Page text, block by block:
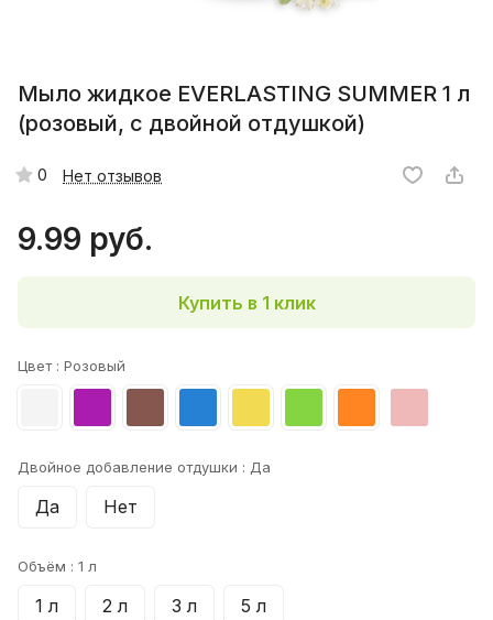
Мыло жидкое EVERLASTING SUMMER 1 л
(розовый, с двойной отдушкой)
0 Нет отзывов
9.99 руб.
Купить в 1 клик
Цвет : Розовый
Двойное добавление отдушки : Да
Да Нет
Объём : 1 л
1 л 2 л 3 л 5 л